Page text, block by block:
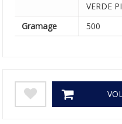
VERDE
Gramage
500